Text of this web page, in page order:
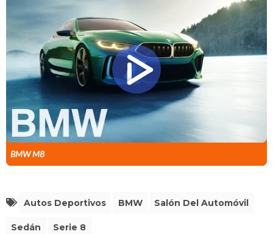
BMW M8
Autos Deportivos BMW Salón Del Automóvil
Sedán Serie 8